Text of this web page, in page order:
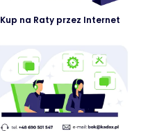
Kup na Raty przez Internet